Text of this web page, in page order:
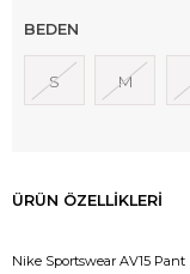
BEDEN
S M
ÜRÜN ÖZELLIKLERI
Nike Sportswear AV15 Pant